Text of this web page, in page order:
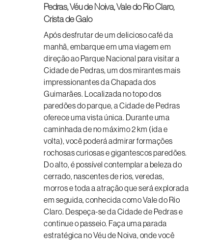
Pedras, Véu de Noiva, Vale do Rio Claro,
Crista de Galo
Após desfrutar de um delicioso café da
manhã, embarque em uma viagem em
direção ao Parque Nacional para visitar a
Cidade de Pedras, um dos mirantes mais
impressionantes da Chapada dos
Guimarães. Localizada no topo dos
paredões do parque, a Cidade de Pedras
oferece uma vista única. Durante uma
caminhada de no máximo 2 km (ida e
volta), você poderá admirar formações
rochosas curiosas e gigantescos paredões.
Do alto, é possível contemplar a beleza do
cerrado, nascentes de rios, veredas,
morros e toda a atração que será explorada
em seguida, conhecida como Vale do Rio
Claro. Despeça-se da Cidade de Pedras e
continue o passeio. Faça uma parada
estratégica no Véu de Noiva, onde você